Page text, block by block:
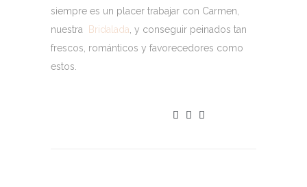
siempre es un placer trabajar con Carmen,
nuestra
Bridalada , y conseguir peinados tan
frescos, románticos y favorecedores como
estos.